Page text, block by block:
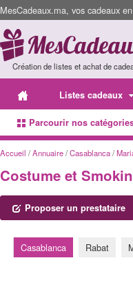
MesCadeaux.ma, vos cadeaux
Création de listes et achat de
Listes cadeaux
Parcourir nos
Accueil /Annuaire/Casablanca/
Costume et
Proposer un prestataire
Casablanca Rabat